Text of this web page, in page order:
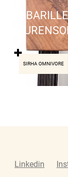
SIRHA OMNIVORE
LE
Linkedin